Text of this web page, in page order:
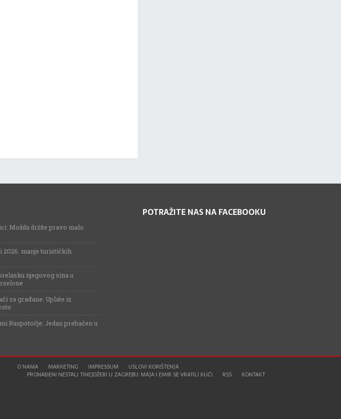
Možda držite pravo malo
2026. manje turističkih
njegovog sina u
za građane: Uplate iz
Raspotočje: Jedan prebačen u
POTRAŽITE NAS NA FACEBOOKU
O NAMA MARKETING IMPRESSUM
USLOVI KORIŠTENJA
PRONAĐENI NESTALI TINEJDŽERI U ZAGREBU: MAJA I EMIR SE VRATILI KUĆI
RSS KONTAKT